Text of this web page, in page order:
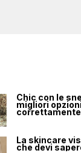
Chic con le
migliori
correttamente
La skincare
che devi